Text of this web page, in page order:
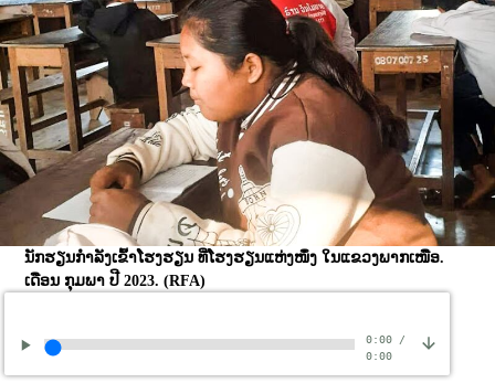
ນັກຮຽນກຳລັງເຂົ້າໂຮງຮຽນ ທີ່ໂຮງຮຽນແຫ່ງໜຶ່ງ ໃນແຂວງພາກເໜືອ.
ເດືອນ ກຸມພາ ປີ 2023.(RFA)
0:00/
0:00